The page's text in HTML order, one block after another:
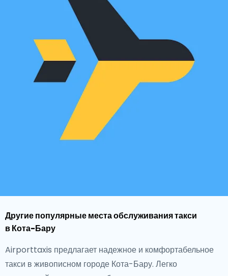
Другие популярные места обслуживания такси
в Кота-Бару
Airporttaxis предлагает надежное и комфортабельное
такси в живописном городе Кота-Бару. Легко